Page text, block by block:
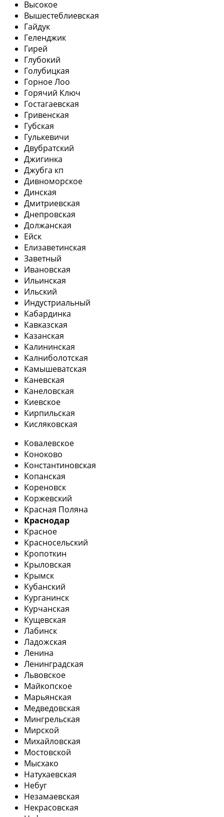
Высокое
Вышестеблиевская
Гайдук
Геленджик
Гирей
Глубокий
Голубицкая
Горное Лоо
Горячий Ключ
Гостагаевская
Гривенская
Губская
Гулькевичи
Двубратский
Джигинка
Джубга кп
Дивноморское
Динская
Дмитриевская
Днепровская
Должанская
Ейск
Елизаветинская
Заветный
Ивановская
Ильинская
Ильский
Индустриальный
Кабардинка
Кавказская
Казанская
Калининская
Калниболотская
Камышеватская
Каневская
Канеловская
Киевское
Кирпильская
Кисляковская
Ковалевское
Коноково
Константиновская
Копанская
Кореновск
Коржевский
Красная Поляна
Краснодар
Красное
Красносельский
Кропоткин
Крыловская
Крымск
Кубанский
Курганинск
Курчанская
Кущевская
Лабинск
Ладожская
Ленина
Ленинградская
Львовское
Майкопское
Марьянская
Медведовская
Мингрельская
Мирской
Михайловская
Мостовской
Мысхако
Натухаевская
Небуг
Незамаевская
Некрасовская